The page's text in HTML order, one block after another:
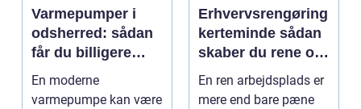
Varmepumper i
odsherred: sådan
får du billigere
varme og et bedre
En moderne
varmepumpe kan være
Erhvervsrengøring
kerteminde sådan
skaber du rene og
trygge rammer på
arbejdspladsen
En ren arbejdsplads er
mere end bare pæne